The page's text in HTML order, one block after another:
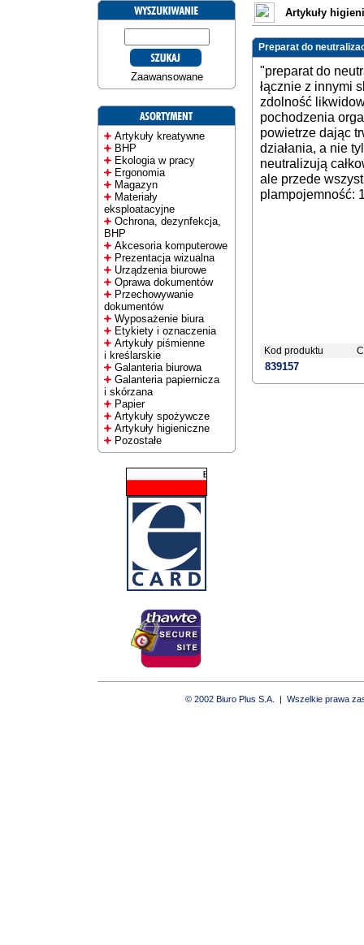
Zaawansowane
Artykuły kreatywne
BHP
Ekologia w pracy
Ergonomia
Magazyn
Materiały
eksploatacyjne
Ochrona, dezynfekcja,
BHP
Akcesoria komputerowe
Prezentacja wizualna
Urządzenia biurowe
Oprawa dokumentów
Przechowywanie
dokumentów
Wyposażenie biura
Etykiety i oznaczenia
Artykuły piśmienne
i kreślarskie
Galanteria biurowa
Galanteria papiernicza
i skórzana
Papier
Artykuły spożywcze
Artykuły higieniczne
Pozostałe
Artykuły
Preparat do
"preparat do
łącznie z innymi
zdolność
pochodzenia
powietrze dając
działania, a nie
neutralizują
ale przede
plampojemność:
Kod produktu
839157
© 2002 Biuro Plus S.A. | Wszelkie prawa